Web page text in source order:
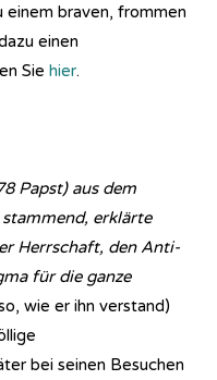
braven, frommen
einen
Sie hier.
Papst) aus dem
erklärte
Herrschaft, den Anti-
für die ganze
wie er ihn verstand)
bei seinen Besuchen